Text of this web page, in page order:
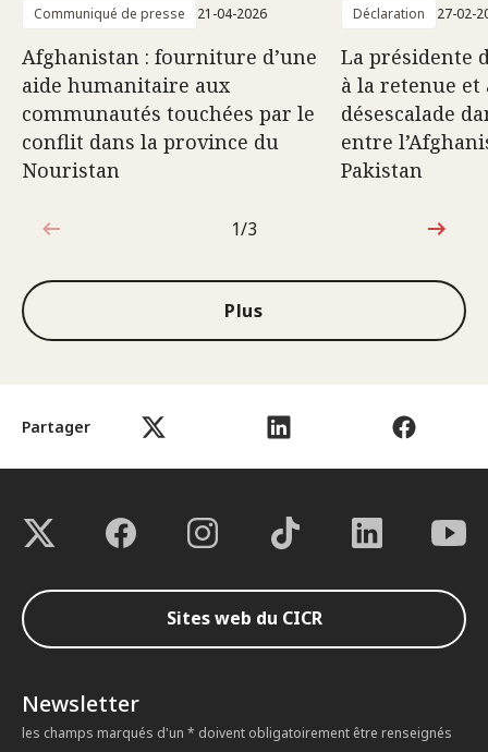
Partager
Communiqué de presse 21-04-2026
Afghanistan : fourniture d’une
aide humanitaire aux
communautés touchées par le
conflit dans la province du
Nouristan
Déclaration 27-02-
La présidente
à la retenue et
désescalade
entre
Pakistan
1sur3
1/3
Plus
Sites web du CICR
Newsletter
les champs marqués d'un * doivent obligatoirement être renseignés